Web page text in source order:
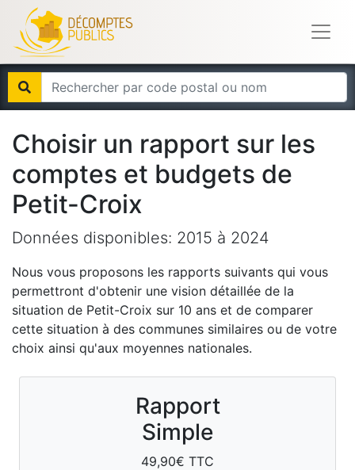
Choisir un rapport sur les
comptes et budgets de
Petit-Croix
Données disponibles: 2015 à 2024
Nous vous proposons les rapports suivants qui vous
permettront d'obtenir une vision détaillée de la
situation de Petit-Croix sur 10 ans et de comparer
cette situation à des communes similaires ou de votre
choix ainsi qu'aux moyennes nationales.
Rapport
Simple
49,90€ TTC